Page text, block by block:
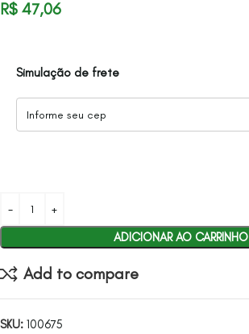
R$ 47,06
Simulação de frete
ADICIONAR AO CARRINHO
Add to compare
SKU: 100675